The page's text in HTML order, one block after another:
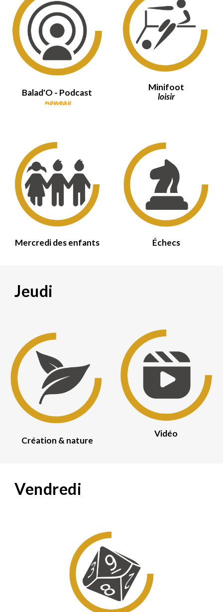
Balad'O - Podcast
nouveau
Minifoot
loisir
Mercredi des enfants Échecs
Jeudi
Création & nature
Vidéo
Vendredi